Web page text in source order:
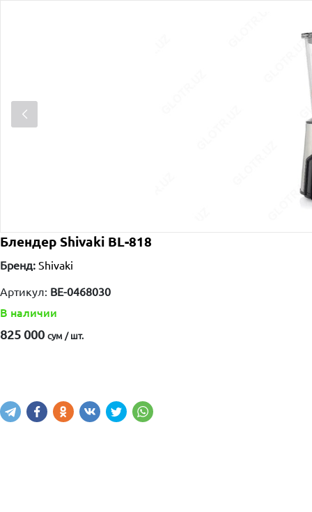
Блендер Shivaki BL-818
Бренд: Shivaki
Артикул: BE-0468030
В наличии
825 000 сум / шт.